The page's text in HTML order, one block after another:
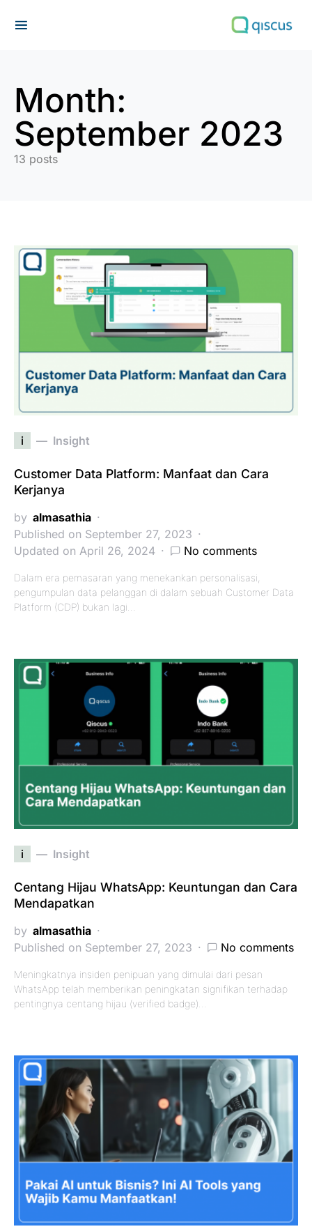
Month:
September 2023
13 posts
i Insight
Customer Data Platform: Manfaat dan Cara
Kerjanya
by almasathia
Published on September 27, 2023
Updated on April 26, 2024
No comments
Dalam era pemasaran yang menekankan personalisasi,
pengumpulan data pelanggan di dalam sebuah Customer Data
Platform (CDP) bukan lagi…
i Insight
Centang Hijau WhatsApp: Keuntungan dan Cara
Mendapatkan
by almasathia
Published on September 27, 2023
No comments
Meningkatnya insiden penipuan yang dimulai dari pesan
WhatsApp telah memberikan peningkatan signifikan terhadap
pentingnya centang hijau (verified badge)…